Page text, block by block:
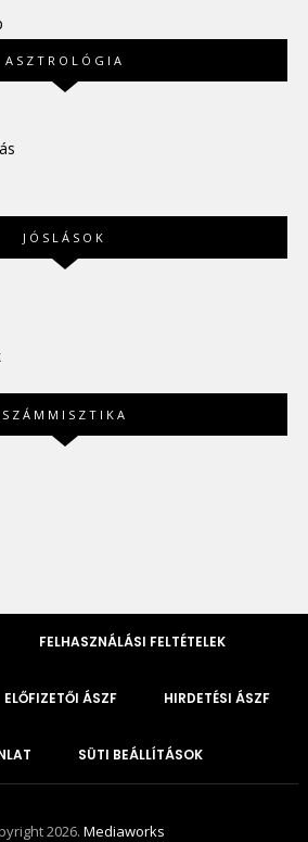
ASZTROLÓGIA
JÓSLÁSOK
SZÁMMISZTIKA
FELHASZNÁLÁSI FELTÉTELEK
ELŐFIZETŐI ÁSZF HIRDETÉSI ÁSZF
SÜTI BEÁLLÍTÁSOK
2026.Mediaworks